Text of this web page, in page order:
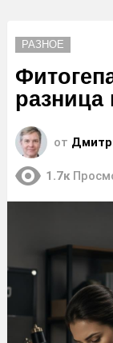
РАЗНОЕ
разница
от
1.7к